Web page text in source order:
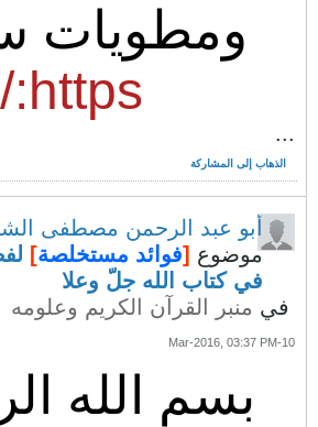
ومطويات
https:/
...
الذهاب إلى المشاركة
أبو عبد الرحمن مصطفى
موضوع [فوائد مستخلصة]
في كتاب الله جلّ وعلا
في منبر القرآن الكريم وعلومه
10-Mar-2016, 03:37 PM
بسم الله